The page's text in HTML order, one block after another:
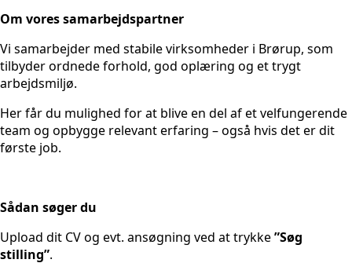
Om vores samarbejdspartner
Vi samarbejder med stabile virksomheder i Brørup, som
tilbyder ordnede forhold, god oplæring og et trygt
arbejdsmiljø.
Her får du mulighed for at blive en del af et velfungerende
team og opbygge relevant erfaring – også hvis det er dit
første job.
Sådan søger du
Upload dit CV og evt. ansøgning ved at trykke”Søg
stilling”.